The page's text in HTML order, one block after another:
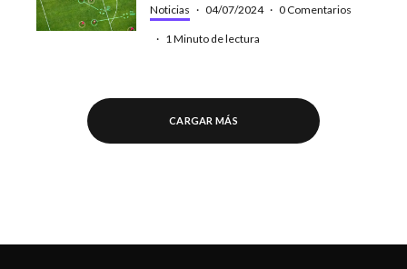
Noticias · 04/07/2024 · 0 Comentarios
· 1 Minuto de lectura
CARGAR MÁS